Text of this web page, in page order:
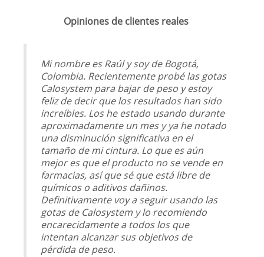
Opiniones de clientes reales
Mi nombre es Raúl y soy de Bogotá,
Colombia. Recientemente probé las gotas
Calosystem para bajar de peso y estoy
feliz de decir que los resultados han sido
increíbles. Los he estado usando durante
aproximadamente un mes y ya he notado
una disminución significativa en el
tamaño de mi cintura. Lo que es aún
mejor es que el producto no se vende en
farmacias, así que sé que está libre de
químicos o aditivos dañinos.
Definitivamente voy a seguir usando las
gotas de Calosystem y lo recomiendo
encarecidamente a todos los que
intentan alcanzar sus objetivos de
pérdida de peso.